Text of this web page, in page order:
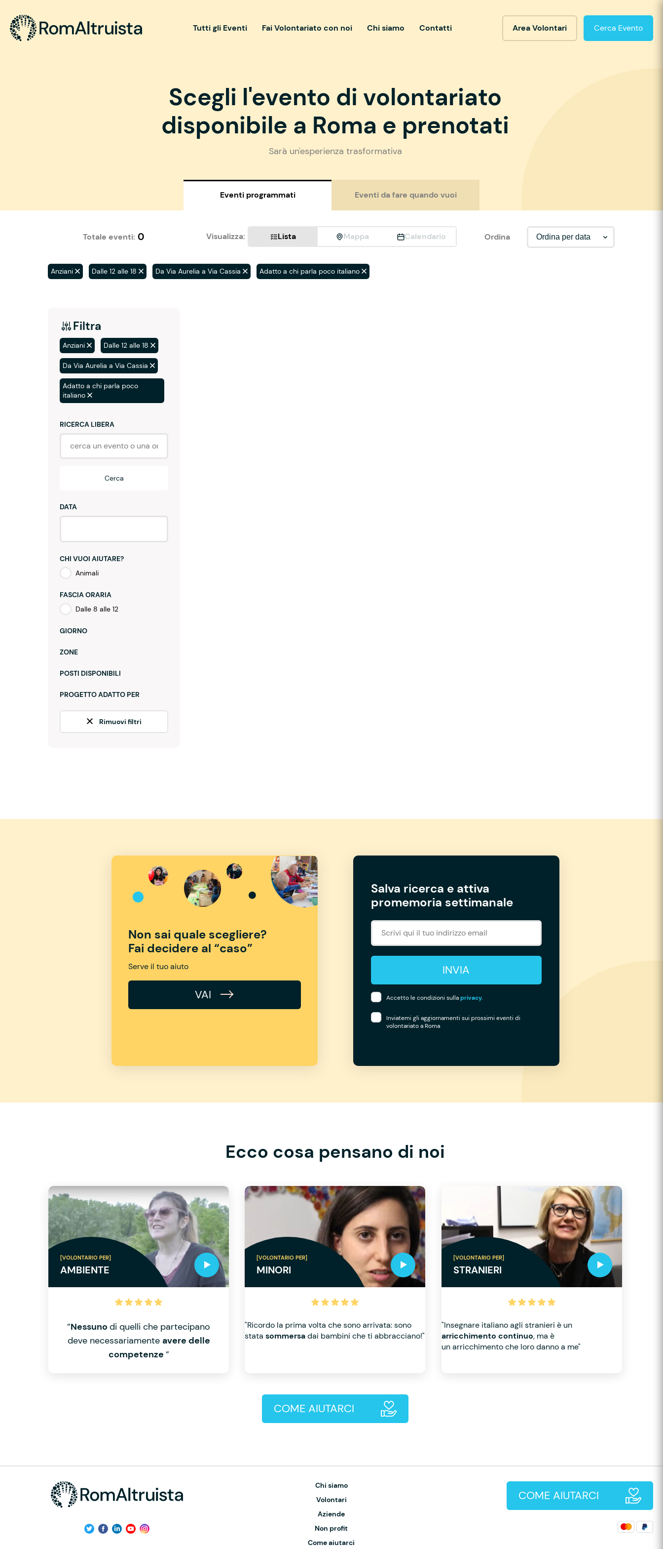
Tutti gli Eventi Fai Volontariato con noi Chi siamo Contatti Area Volontari Cerca Evento
Scegli l'evento di volontariato
disponibile a Roma e prenotati
Sarà un'esperienza trasformativa
Eventi programmati Eventi da fare quando vuoi
Totale eventi: 0 Visualizza: Lista Mappa Calendario Ordina
Anziani Dalle 12 alle 18 Da Via Aurelia a Via Cassia Adatto a chi parla poco italiano
Filtra
Anziani Dalle 12 alle 18
Da Via Aurelia a Via Cassia
Adatto a chi parla poco
italiano
RICERCA LIBERA
Cerca
DATA
CHI VUOI AIUTARE?
Animali
FASCIA ORARIA
Dalle 8 alle 12
GIORNO
ZONE
POSTI DISPONIBILI
PROGETTO ADATTO PER
Rimuovi filtri
Non sai quale scegliere?
Fai decidere al “caso”
Serve il tuo aiuto
VAI
Salva ricerca e attiva
promemoria settimanale
INVIA
Accetto le condizioni sullaprivacy.
Inviatemi gli aggiornamenti sui prossimi eventi di
volontariato a Roma
Ecco cosa pensano di noi
[VOLONTARIO PER]
AMBIENTE
”Nessunodi quelli che partecipano
deve necessariamente avere delle
competenze ”
[VOLONTARIO PER]
MINORI
"Ricordo la prima volta che sono arrivata: sono
statasommersadai bambini che ti abbracciano!"
[VOLONTARIO PER]
STRANIERI
"Insegnare italiano agli stranieri è un
arricchimento continuo, ma è
un arricchimento che loro danno a me"
COME AIUTARCI
Chi siamo
Volontari
Aziende
Non profit
Come aiutarci
COME AIUTARCI